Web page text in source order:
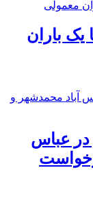
یک باران
در عباس